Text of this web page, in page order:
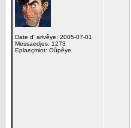
Date d' arivêye: 2005-07-01
Messaedjes: 1273
Eplaeçmint: Oûpêye